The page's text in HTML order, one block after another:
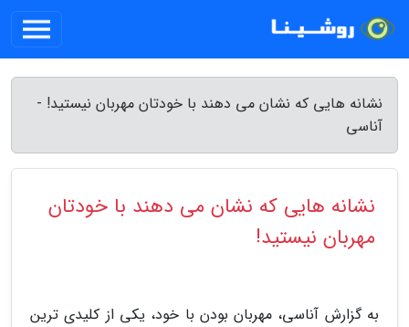
نشانه هایی که نشان می دهند با خودتان مهربان نیستید! -
آناسی
نشانه هایی که نشان می دهند با خودتان
مهربان نیستید!
به گزارش آناسی، مهربان بودن با خود، یکی از کلیدی ترین